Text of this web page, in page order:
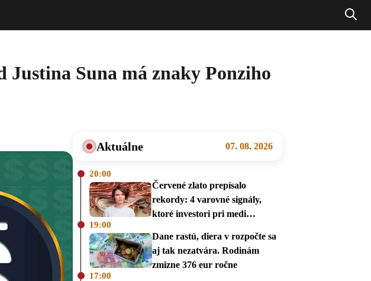
Justina Suna má znaky Ponziho
Aktuálne 07. 08. 2026
20:00
Červené zlato prepísalo
rekordy: 4 varovné signály,
ktoré investori pri medi
19:00
Dane rastú, diera v rozpočte sa
aj tak nezatvára. Rodinám
zmizne 376 eur ročne
17:00